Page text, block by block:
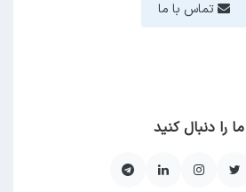
تماس با ما
ما را دنبال کنید